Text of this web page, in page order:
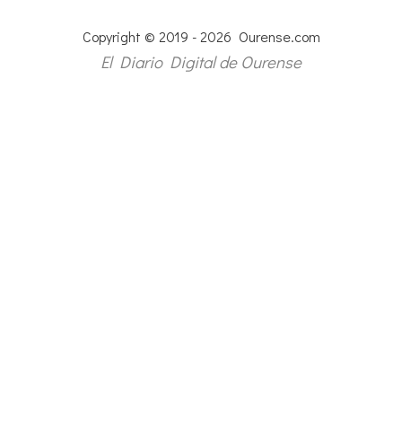
Copyright © 2019 - 2026 Ourense.com
El Diario Digital de Ourense